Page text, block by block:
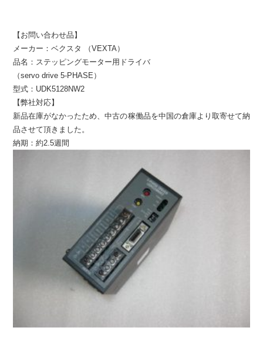
【お問い合わせ品】
メーカー：ベクスタ （VEXTA）
品名：ステッピングモーター用ドライバ
（servo drive 5-PHASE）
型式：UDK5128NW2
【弊社対応】
新品在庫がなかったため、中古の稼働品を中国の倉庫より取寄せて納
品させて頂きました。
納期：約2.5週間